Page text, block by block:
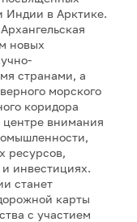
Индии в Арктике.
новых
странами, а
морского
коридора
внимания
ресурсов,
инвестициях.
станет
карты
с участием